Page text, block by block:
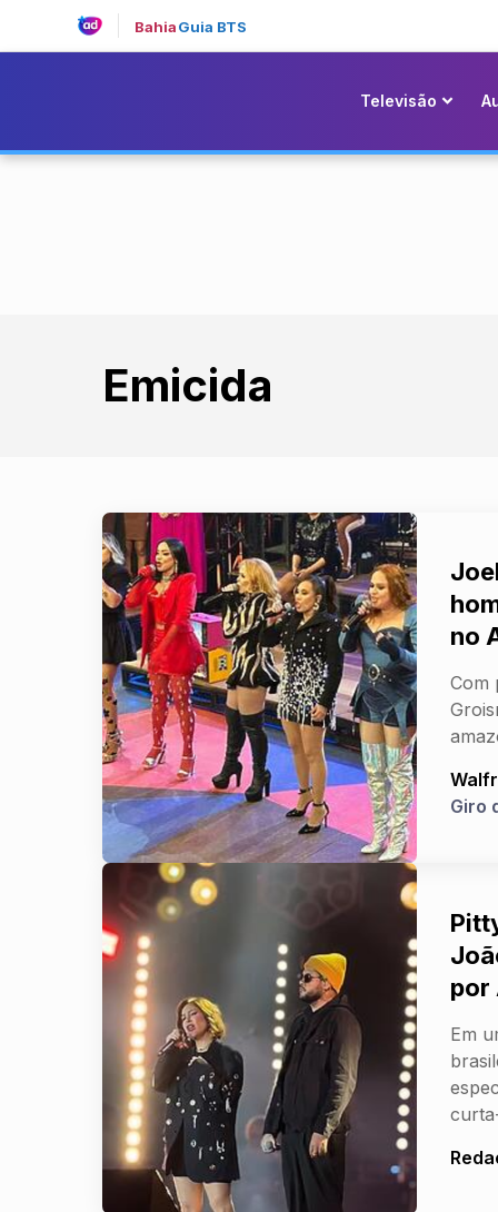
BahiaGuia BTS
Televisão
Emicida
no
Com
Giro
por
Em